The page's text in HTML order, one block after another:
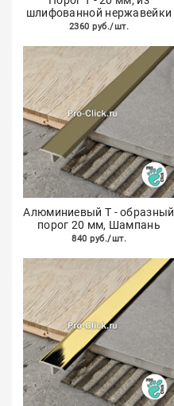
шлифованной нержавейки
2360 руб./шт.
Алюминиевый Т - образный
порог 20 мм, Шампань
840 руб./шт.